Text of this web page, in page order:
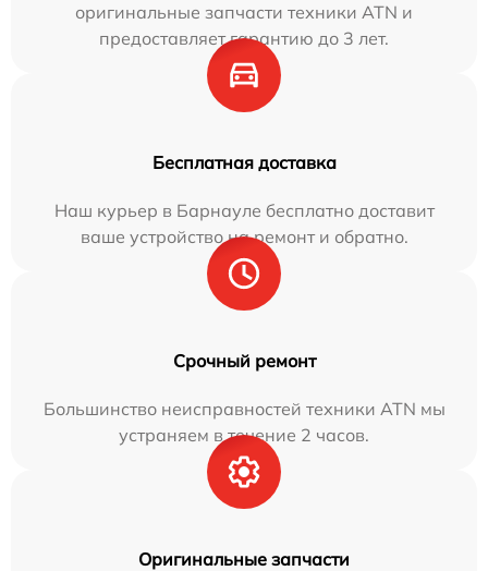
оригинальные запчасти техники ATN и
предоставляет гарантию до 3 лет.
Бесплатная доставка
Наш курьер в Барнауле бесплатно доставит
ваше устройство на ремонт и обратно.
Срочный ремонт
Большинство неисправностей техники ATN мы
устраняем в течение 2 часов.
Оригинальные запчасти